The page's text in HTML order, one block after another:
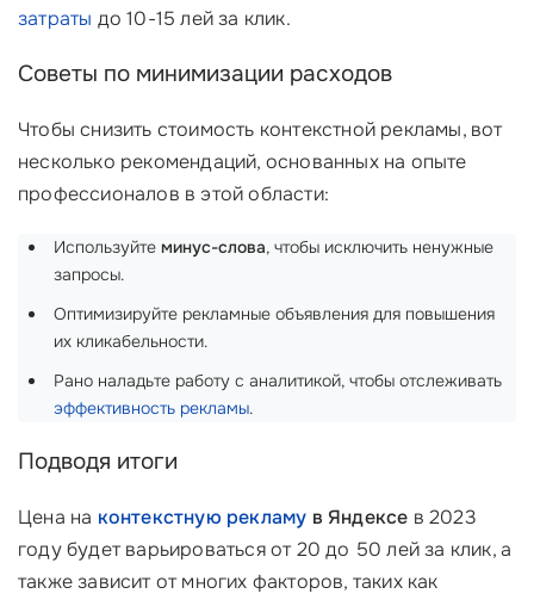
затраты до 10-15 лей за клик.
Советы по минимизации расходов
Чтобы снизить стоимость контекстной рекламы, вот
несколько рекомендаций, основанных на опыте
профессионалов в этой области:
Используйте минус-слова, чтобы исключить ненужные
запросы.
Оптимизируйте рекламные объявления для повышения
их кликабельности.
Рано наладьте работу с аналитикой, чтобы отслеживать
эффективность рекламы.
Подводя итоги
Цена на контекстную рекламу в Яндексе в 2023
году будет варьироваться от 20 до 50 лей за клик, а
также зависит от многих факторов, таких как